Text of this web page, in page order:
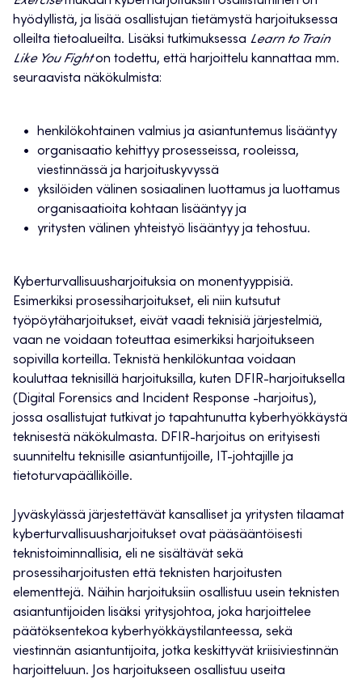
hyödyllistä, ja lisää osallistujan tietämystä harjoituksessa
olleilta tietoalueilta. Lisäksi tutkimuksessa Learn to Train
Like You Fighton todettu, että harjoittelu kannattaa mm.
seuraavista näkökulmista:
henkilökohtainen valmius ja asiantuntemus lisääntyy
organisaatio kehittyy prosesseissa, rooleissa,
viestinnässä ja harjoituskyvyssä
yksilöiden välinen sosiaalinen luottamus ja luottamus
organisaatioita kohtaan lisääntyy ja
yritysten välinen yhteistyö lisääntyy ja tehostuu.
Kyberturvallisuusharjoituksia on monentyyppisiä.
Esimerkiksi prosessiharjoitukset, eli niin kutsutut
työpöytäharjoitukset, eivät vaadi teknisiä järjestelmiä,
vaan ne voidaan toteuttaa esimerkiksi harjoitukseen
sopivilla korteilla. Teknistä henkilökuntaa voidaan
kouluttaa teknisillä harjoituksilla, kuten DFIR-harjoituksella
(Digital Forensics and Incident Response -harjoitus),
jossa osallistujat tutkivat jo tapahtunutta kyberhyökkäystä
teknisestä näkökulmasta. DFIR-harjoitus on erityisesti
suunniteltu teknisille asiantuntijoille, IT-johtajille ja
tietoturvapäälliköille.
Jyväskylässä järjestettävät kansalliset ja yritysten tilaamat
kyberturvallisuusharjoitukset ovat pääsääntöisesti
teknistoiminnallisia, eli ne sisältävät sekä
prosessiharjoitusten että teknisten harjoitusten
elementtejä. Näihin harjoituksiin osallistuu usein teknisten
asiantuntijoiden lisäksi yritysjohtoa, joka harjoittelee
päätöksentekoa kyberhyökkäystilanteessa, sekä
viestinnän asiantuntijoita, jotka keskittyvät kriisiviestinnän
harjoitteluun. Jos harjoitukseen osallistuu useita